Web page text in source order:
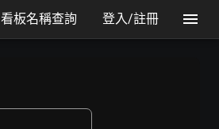
看板名稱查詢 登入/註冊